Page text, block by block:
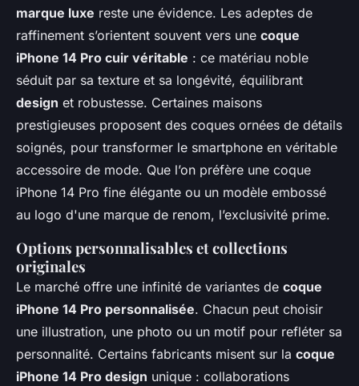
marque luxe reste une évidence. Les adeptes de
raffinement s’orientent souvent vers une coque
iPhone 14 Pro cuir véritable : ce matériau noble
séduit par sa texture et sa longévité, équilibrant
design et robustesse. Certaines maisons
prestigieuses proposent des coques ornées de détails
soignés, pour transformer le smartphone en véritable
accessoire de mode. Que l’on préfère une coque
iPhone 14 Pro fine élégante ou un modèle embossé
au logo d'une marque de renom, l’exclusivité prime.
Options personnalisables et collections
originales
Le marché offre une infinité de variantes de coque
iPhone 14 Pro personnalisée. Chacun peut choisir
une illustration, une photo ou un motif pour refléter sa
personnalité. Certains fabricants misent sur la coque
iPhone 14 Pro design unique : collaborations